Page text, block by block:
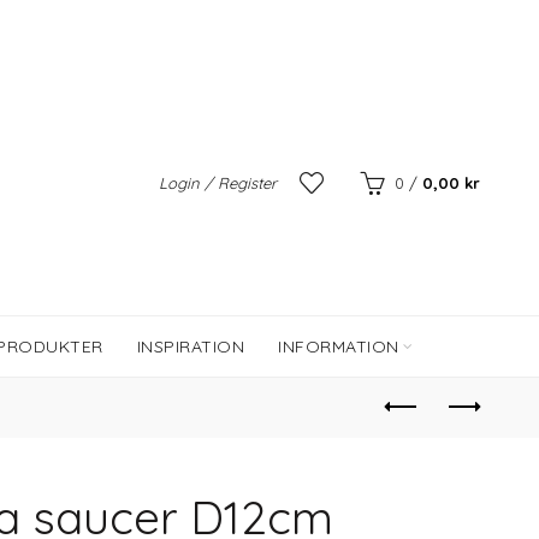
Login / Register 0 / 0,00 kr
INSPIRATION INFORMATION
saucer D12cm